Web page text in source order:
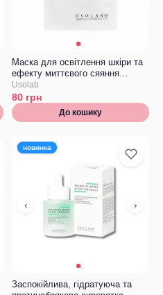
Маска для освітлення шкіри та
ефекту миттєвого сяяння
Usolab Bio Tone Up Whitening
Mask ТЕСТЕР
Usolab
80 грн
До кошику
новинка
‹ ›
Заспокійлива, гідратуюча та